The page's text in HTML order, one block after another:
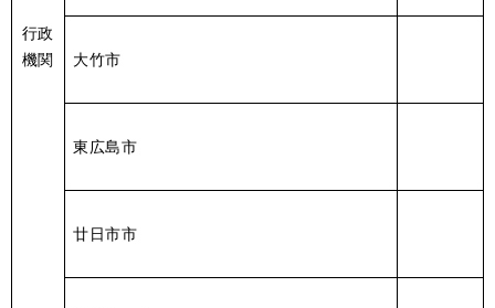
行政
機関
大竹市
東広島市
廿日市市